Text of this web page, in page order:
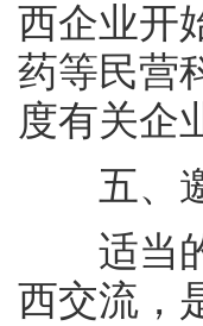
西企业开
药等民营
度有关企
五、邀
适当的
西交流，